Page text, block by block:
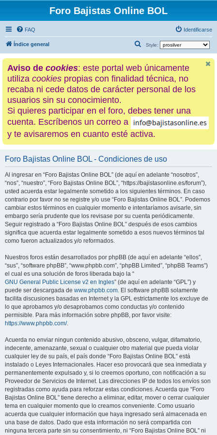
Foro Bajistas Online BOL
FAQ Identificarse
Índice general Style:
u
c
a
Aviso de cookies: este portal web únicamente
utiliza cookies propias con finalidad técnica, no
recaba ni cede datos de carácter personal de los
usuarios sin su conocimiento.
Si quieres participar en el foro, debes tener una
cuenta. Escríbenos un correo a
y te avisaremos en cuanto esté activa.
Foro Bajistas Online BOL - Condiciones de uso
Al ingresar en “Foro Bajistas Online BOL” (de aquí en adelante “nosotros”,
“nos”, “nuestro”, “Foro Bajistas Online BOL”, “https://bajistasonline.es/forum”),
usted acuerda estar legalmente sometido a los siguientes términos. En caso
contrario por favor no se registre y/o use “Foro Bajistas Online BOL”. Podemos
cambiar estos términos en cualquier momento e intentaríamos avisarle, sin
embargo sería prudente que los revisase por su cuenta periódicamente.
Seguir registrado a “Foro Bajistas Online BOL” después de esos cambios
significa que acuerda estar legalmente sometido a esos nuevos términos tal
como fueron actualizados y/o reformados.
Nuestros foros están desarrollados por phpBB (de aquí en adelante “ellos”,
“sus”, “software phpBB”, “www.phpbb.com”, “phpBB Limited”, “phpBB Teams”)
el cual es una solución de foros liberada bajo la “
GNU General Public License v2 en Ingles” (de aquí en adelante “GPL”) y
puede ser descargada de www.phpbb.com . El software phpBB solamente
facilita discusiones basadas en Internet y la GPL estrictamente los excluye de
lo que aprobamos y/o desaprobamos como conductas y/o contenido
permisible. Para más información sobre phpBB, por favor visite:
https://www.phpbb.com/.
Acuerda no enviar ningun contenido abusivo, obsceno, vulgar, difamatorio,
indecente, amenazante, sexual o cualquier otro material que pueda violar
cualquier ley de su país, el país donde “Foro Bajistas Online BOL” está
instalado o Leyes Internacionales. Hacer eso provocará que sea inmediata y
permanentemente expulsado y, si lo creemos oportuno, con notificación a su
Proveedor de Servicios de Internet. Las direcciones IP de todos los envíos son
registradas como ayuda para reforzar estas condiciones. Acuerda que “Foro
Bajistas Online BOL” tiene derecho a eliminar, editar, mover o cerrar cualquier
tema en cualquier momento que lo creamos conveniente. Como usuario
acuerda que cualquier información que haya ingresado será almacenada en
una base de datos. Dado que esta información no será compartida con
ninguna tercera parte sin su consentimiento, ni “Foro Bajistas Online BOL” ni